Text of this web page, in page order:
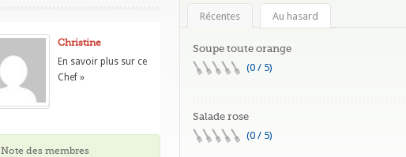
Christine
En savoir plus sur ce
Chef »
Note des membres
Récentes Au hasard
Soupe toute orange
(0 / 5)
Salade rose
(0 / 5)